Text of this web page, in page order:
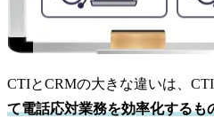
CTIとCRMの大きな違いは、
て電話応対業務を効率化するも